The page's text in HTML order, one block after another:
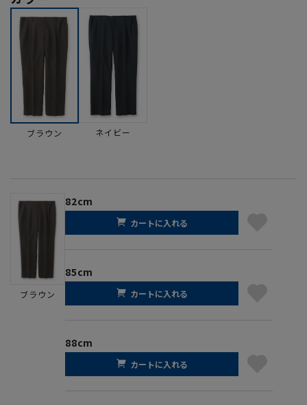
ブラウン ネイビー
ブラウン
82cm
カートに入れる
85cm
カートに入れる
88cm
カートに入れる